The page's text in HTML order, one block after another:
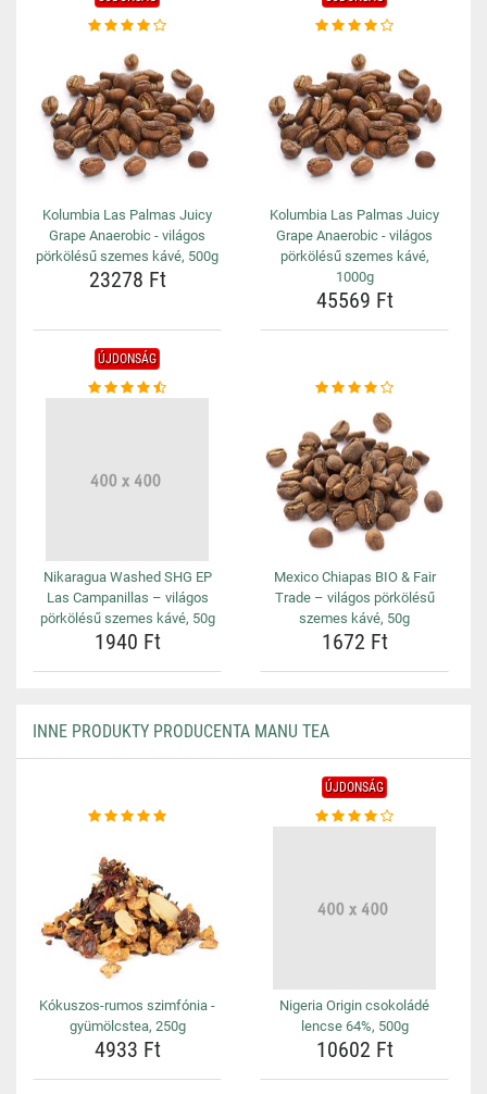
Kolumbia Las Palmas Juicy
Grape Anaerobic - világos
pörkölésű szemes kávé, 500g
23278 Ft
Kolumbia Las Palmas Juicy
Grape Anaerobic - világos
pörkölésű szemes kávé,
1000g
45569 Ft
ÚJDONSÁG
Nikaragua Washed SHG EP
Las Campanillas – világos
pörkölésű szemes kávé, 50g
1940 Ft
Mexico Chiapas BIO & Fair
Trade – világos pörkölésű
szemes kávé, 50g
1672 Ft
INNE PRODUKTY PRODUCENTA MANU TEA
Kókuszos-rumos szimfónia -
gyümölcstea, 250g
4933 Ft
ÚJDONSÁG
Nigeria Origin csokoládé
lencse 64%, 500g
10602 Ft